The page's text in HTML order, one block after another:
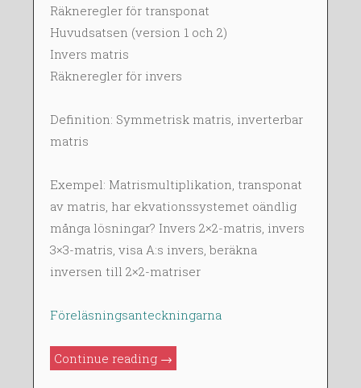
E
B
2
Räkneregler för transponat
Huvudsatsen (version 1 och 2)
Invers matris
Räkneregler för invers
Definition: Symmetrisk matris, inverterbar
matris
Exempel: Matrismultiplikation, transponat
av matris, har ekvationssystemet oändlig
många lösningar? Invers 2×2-matris, invers
3×3-matris, visa A:s invers, beräkna
inversen till 2×2-matriser
Föreläsningsanteckningarna
Continue reading ”FMA420
→